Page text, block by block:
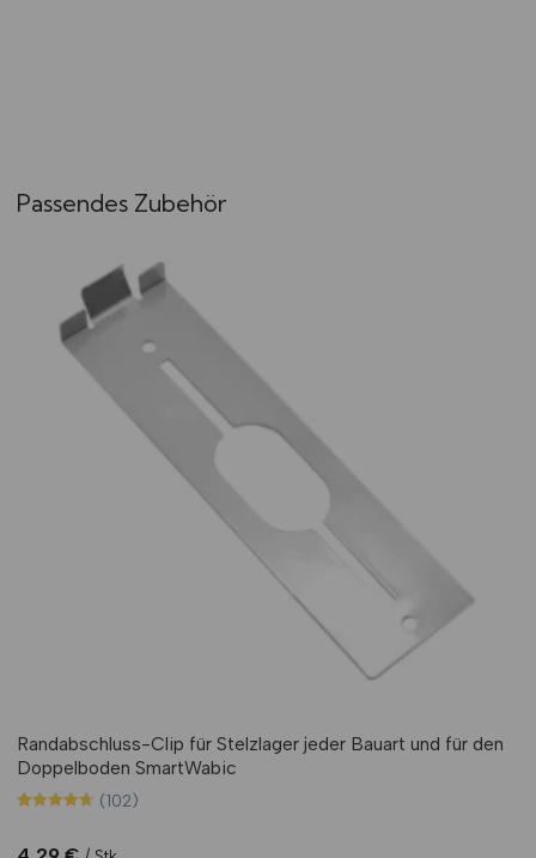
Passendes Zubehör
Randabschluss-Clip für Stelzlager jeder Bauart und für den
Doppelboden SmartWabic
von 5,
(102)